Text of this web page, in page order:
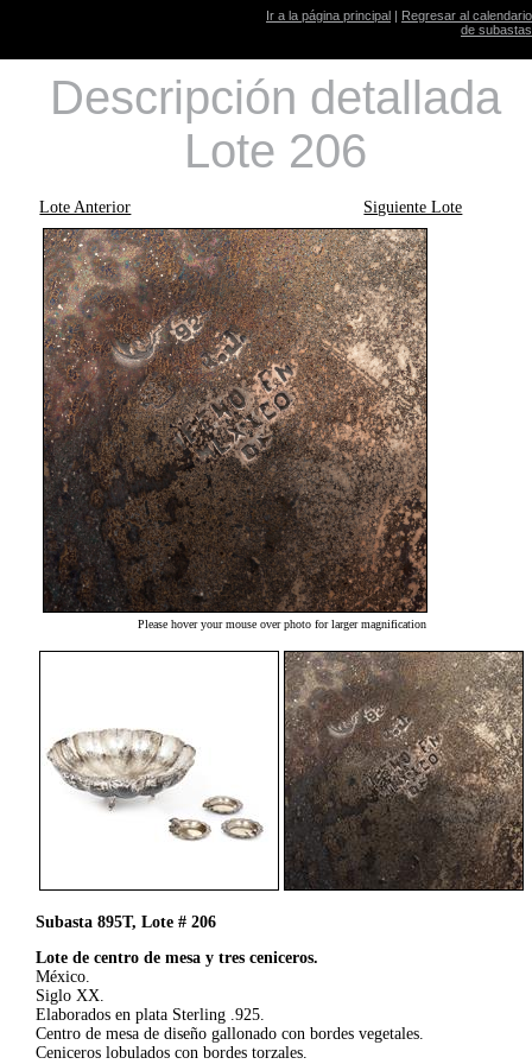
Ir a la página principal | Regresar al calendario
de subastas
Descripción detallada
Lote 206
Lote Anterior Siguiente Lote
Please hover your mouse over photo for larger magnification
Subasta 895T, Lote # 206
Lote de centro de mesa y tres ceniceros.
México.
Siglo XX.
Elaborados en plata Sterling .925.
Centro de mesa de diseño gallonado con bordes vegetales.
Ceniceros lobulados con bordes torzales.